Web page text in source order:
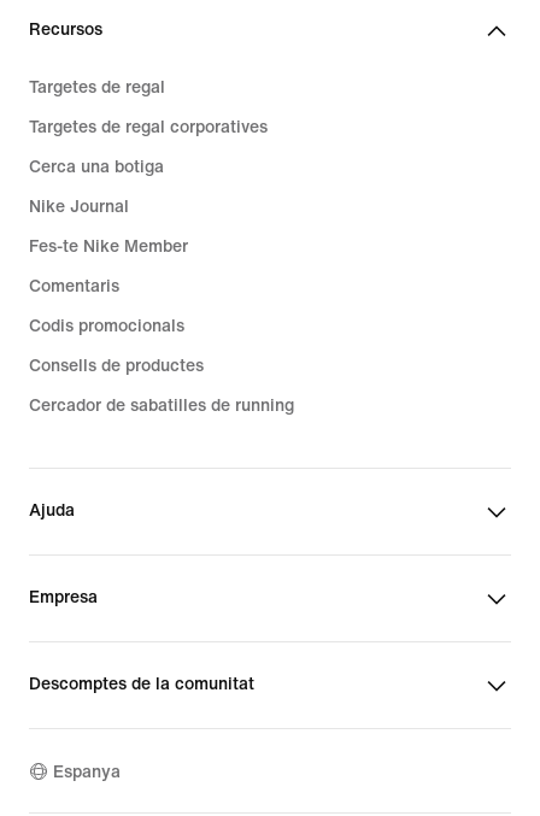
Recursos
Targetes de regal
Targetes de regal corporatives
Cerca una botiga
Nike Journal
Fes-te Nike Member
Comentaris
Codis promocionals
Consells de productes
Cercador de sabatilles de running
Ajuda
Empresa
Descomptes de la comunitat
Espanya